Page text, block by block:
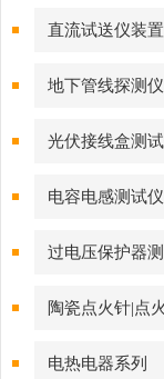
直流试送仪装置
地下管线探测仪
光伏接线盒测
电容电感测试
过电压保护器
陶瓷点火针|点
电热电器系列